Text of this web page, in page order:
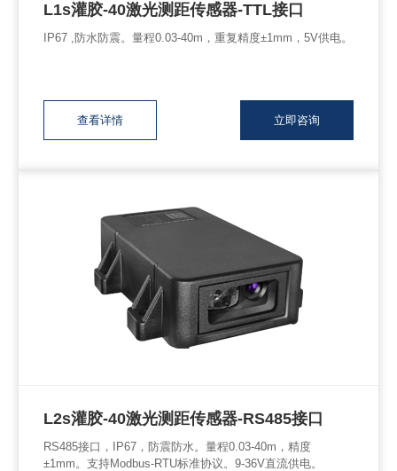
L1s灌胶-40激光测距传感器-TTL接口
IP67 ,防水防震。量程0.03-40m，重复精度±1mm，5V供电。
查看详情 立即咨询
L2s灌胶-40激光测距传感器-RS485接口
RS485接口，IP67，防震防水。量程0.03-40m，精度
±1mm。支持Modbus-RTU标准协议。9-36V直流供电。